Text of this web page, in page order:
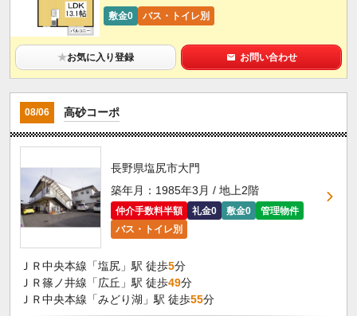
敷金0
バス・トイレ別
★お気に入り登録 お問い合わせ
08/06 高砂コーポ
長野県塩尻市大門
築年月：1985年3月 / 地上2階
仲介手数料半額 礼金0 敷金0
管理物件
バス・トイレ別
ＪＲ中央本線「塩尻」駅 徒歩5分
ＪＲ篠ノ井線「広丘」駅 徒歩49分
ＪＲ中央本線「みどり湖」駅 徒歩55分